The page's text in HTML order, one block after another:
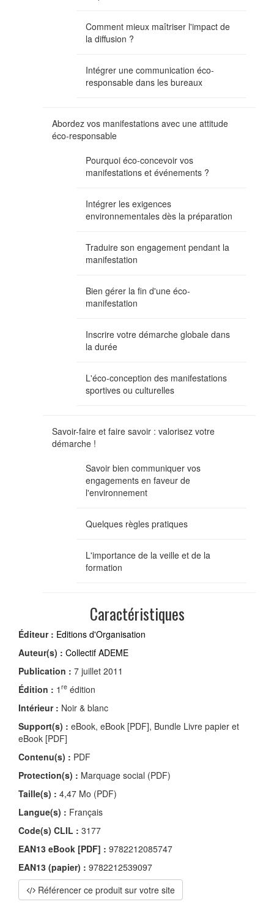
Comment mieux maîtriser l'impact de
la diffusion ?
Intégrer une communication éco-
responsable dans les bureaux
Abordez vos manifestations avec une attitude
éco-responsable
Pourquoi éco-concevoir vos
manifestations et événements ?
Intégrer les exigences
environnementales dès la préparation
Traduire son engagement pendant la
manifestation
Bien gérer la fin d'une éco-
manifestation
Inscrire votre démarche globale dans
la durée
L'éco-conception des manifestations
sportives ou culturelles
Savoir-faire et faire savoir : valorisez votre
démarche !
Savoir bien communiquer vos
engagements en faveur de
l'environnement
Quelques règles pratiques
L'importance de la veille et de la
formation
Caractéristiques
Éditeur : Editions d'Organisation
Auteur(s) : Collectif ADEME
Publication : 7 juillet 2011
Édition : 1 re édition
Intérieur : Noir & blanc
Support(s) : eBook, eBook [PDF], Bundle Livre papier et
eBook [PDF]
Contenu(s) : PDF
Protection(s) : Marquage social (PDF)
Taille(s) : 4,47 Mo (PDF)
Langue(s) : Français
Code(s) CLIL : 3177
EAN13 eBook [PDF] : 9782212085747
EAN13 (papier) : 9782212539097
Référencer ce produit sur votre site